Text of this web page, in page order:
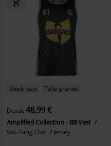
Stock bajo Talla grande
Desde 48,99 €
Amplified Collection - BB Vest
Wu-Tang Clan
Jersey